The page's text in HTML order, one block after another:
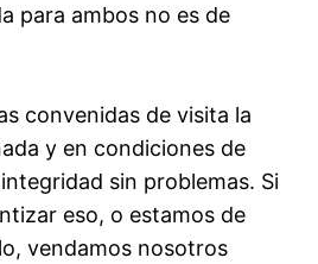
para ambos no es de
convenidas de visita la
y en condiciones de
sin problemas. Si
eso, o estamos de
vendamos nosotros